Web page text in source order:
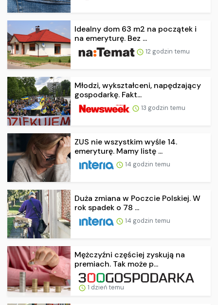
Idealny dom 63 m2 na początek i
na emeryturę. Bez ...
12 godzin temu
Młodzi, wykształceni, napędzający
gospodarkę. Fakt...
13 godzin temu
ZUS nie wszystkim wyśle 14.
emeryturę. Mamy listę ...
14 godzin temu
Duża zmiana w Poczcie Polskiej. W
rok spadek o 78 ...
14 godzin temu
Mężczyźni częściej zyskują na
premiach. Tak może p...
1 dzień temu